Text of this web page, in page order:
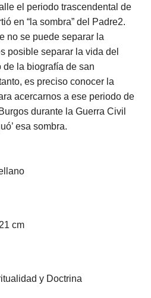
el periodo trascendental de
en “la sombra” del Padre2.
no se puede separar la
posible separar la vida del
la biografía de san
es preciso conocer la
acercarnos a ese periodo de
durante la Guerra Civil
esa sombra.
cm
y Doctrina